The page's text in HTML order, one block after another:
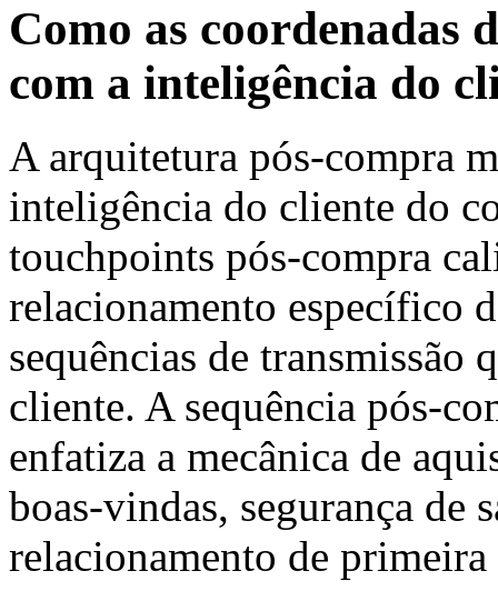
Como as coordenadas
com a inteligência do
A arquitetura pós-compra
inteligência do cliente do
touchpoints pós-compra
relacionamento específico
sequências de
cliente. A sequência pós-
enfatiza a mecânica de
boas-vindas, segurança de
relacionamento de